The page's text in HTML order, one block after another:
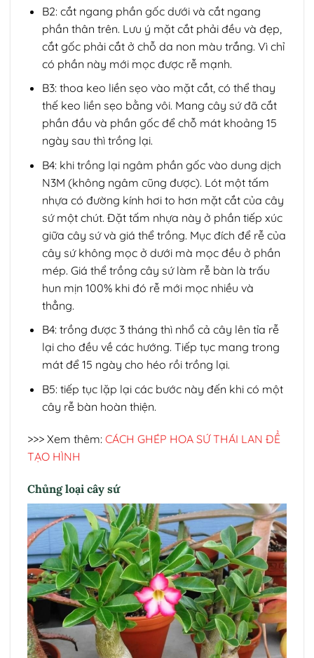
B2: cắt ngang phần gốc dưới và cắt ngang
phần thân trên. Lưu ý mặt cắt phải đều và đẹp,
cắt gốc phải cắt ở chỗ da non màu trắng. Vì chỉ
có phần này mới mọc được rễ mạnh.
B3: thoa keo liền sẹo vào mặt cắt, có thể thay
thế keo liền sẹo bằng vôi. Mang cây sứ đã cắt
phần đầu và phần gốc để chỗ mát khoảng 15
ngày sau thì trồng lại.
B4: khi trồng lại ngâm phần gốc vào dung dịch
N3M (không ngâm cũng được). Lót một tấm
nhựa có đường kính hơi to hơn mặt cắt của cây
sứ một chút. Đặt tấm nhựa này ở phần tiếp xúc
giữa cây sứ và giá thể trồng. Mục đích để rễ của
cây sứ không mọc ở dưới mà mọc đều ở phần
mép. Giá thể trồng cây sứ làm rễ bàn là trấu
hun mịn 100% khi đó rễ mới mọc nhiều và
thẳng.
B4: trồng được 3 tháng thì nhổ cả cây lên tỉa rễ
lại cho đều về các hướng. Tiếp tục mang trong
mát để 15 ngày cho héo rồi trồng lại.
B5: tiếp tục lặp lại các bước này đến khi có một
cây rễ bàn hoàn thiện.
>>> Xem thêm: CÁCH GHÉP HOA SỨ THÁI LAN ĐỂ
TẠO HÌNH
Chủng loại cây sứ